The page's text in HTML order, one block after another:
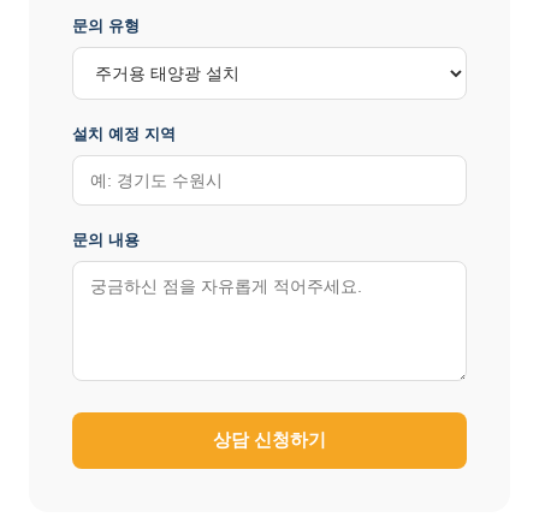
문의 유형
설치 예정 지역
문의 내용
상담 신청하기